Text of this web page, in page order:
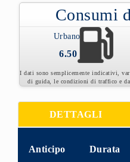
Consumi
Urbano:
6.50
I dati sono semplicemente indicativi,
di guida, le condizioni di traffico e
DETTAGLI
Anticipo Durata